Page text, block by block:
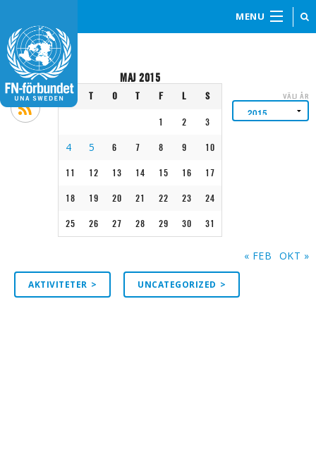
MENU
VÄLJ ÅR
MAJ 2015
M T O T F L S
1 2 3
4 5 6 7 8 9 10
11 12 13 14 15 16 17
18 19 20 21 22 23 24
25 26 27 28 29 30 31
« FEB OKT »
AKTIVITETER UNCATEGORIZED